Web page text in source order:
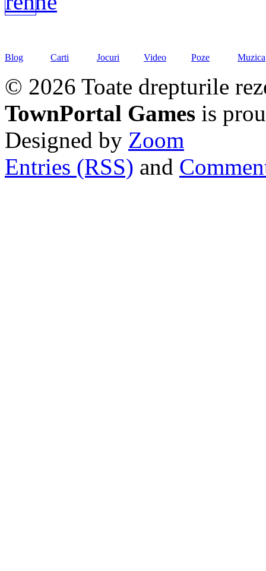
Blog Carti Jocuri Video Poze Muzica
© 2026 Toate drepturile
TownPortal Games is
Designed by Zoom
Entries (RSS) and